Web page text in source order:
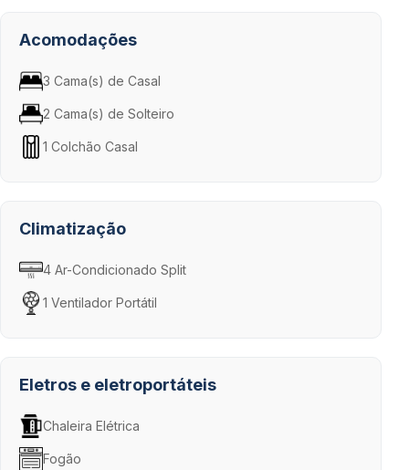
Acomodações
3 Cama(s) de Casal
2 Cama(s) de Solteiro
1 Colchão Casal
Climatização
4 Ar-Condicionado Split
1 Ventilador Portátil
Eletros e eletroportáteis
Chaleira Elétrica
Fogão